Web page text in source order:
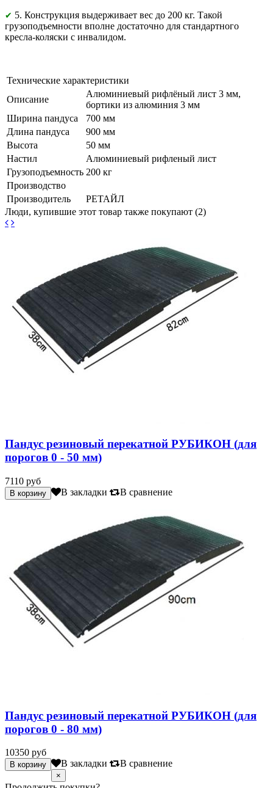
✔ 5. Конструкция выдерживает вес до 200 кг. Такой
грузоподъемности вполне достаточно для стандартного
кресла-коляски с инвалидом.
Технические характеристики
Описание
Алюминиевый рифлёный лист 3 мм,
бортики из алюминия 3 мм
Ширина пандуса
700 мм
Длина пандуса
900 мм
Высота
50 мм
Настил
Алюминиевый рифленый лист
Грузоподъемность 200 кг
Производство
Производитель
РЕТАЙЛ
Люди, купившие этот товар также покупают (2)
Пандус резиновый перекатной РУБИКОН (для
порогов 0 - 50 мм)
7110 руб
В закладки В сравнение
Пандус резиновый перекатной РУБИКОН (для
порогов 0 - 80 мм)
10350 руб
В закладки В сравнение
×